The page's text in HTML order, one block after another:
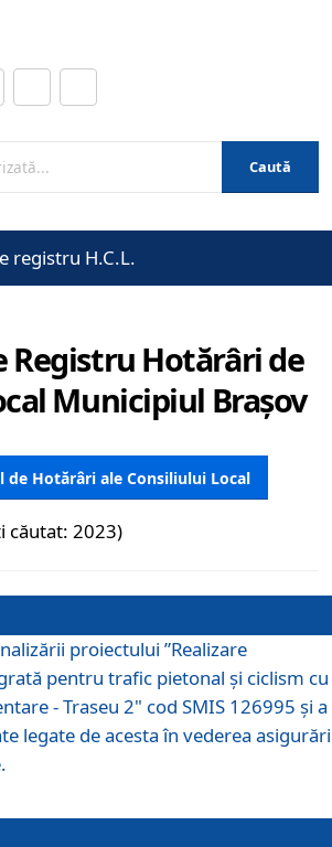
Caută
registru H.C.L.
Registru Hotărâri de
Municipiul Brașov
de Hotărâri ale Consiliului Local
căutat: 2023)
proiectului ”Realizare
pentru trafic pietonal și ciclism cu
- Traseu 2" cod SMIS 126995 și a
legate de acesta în vederea